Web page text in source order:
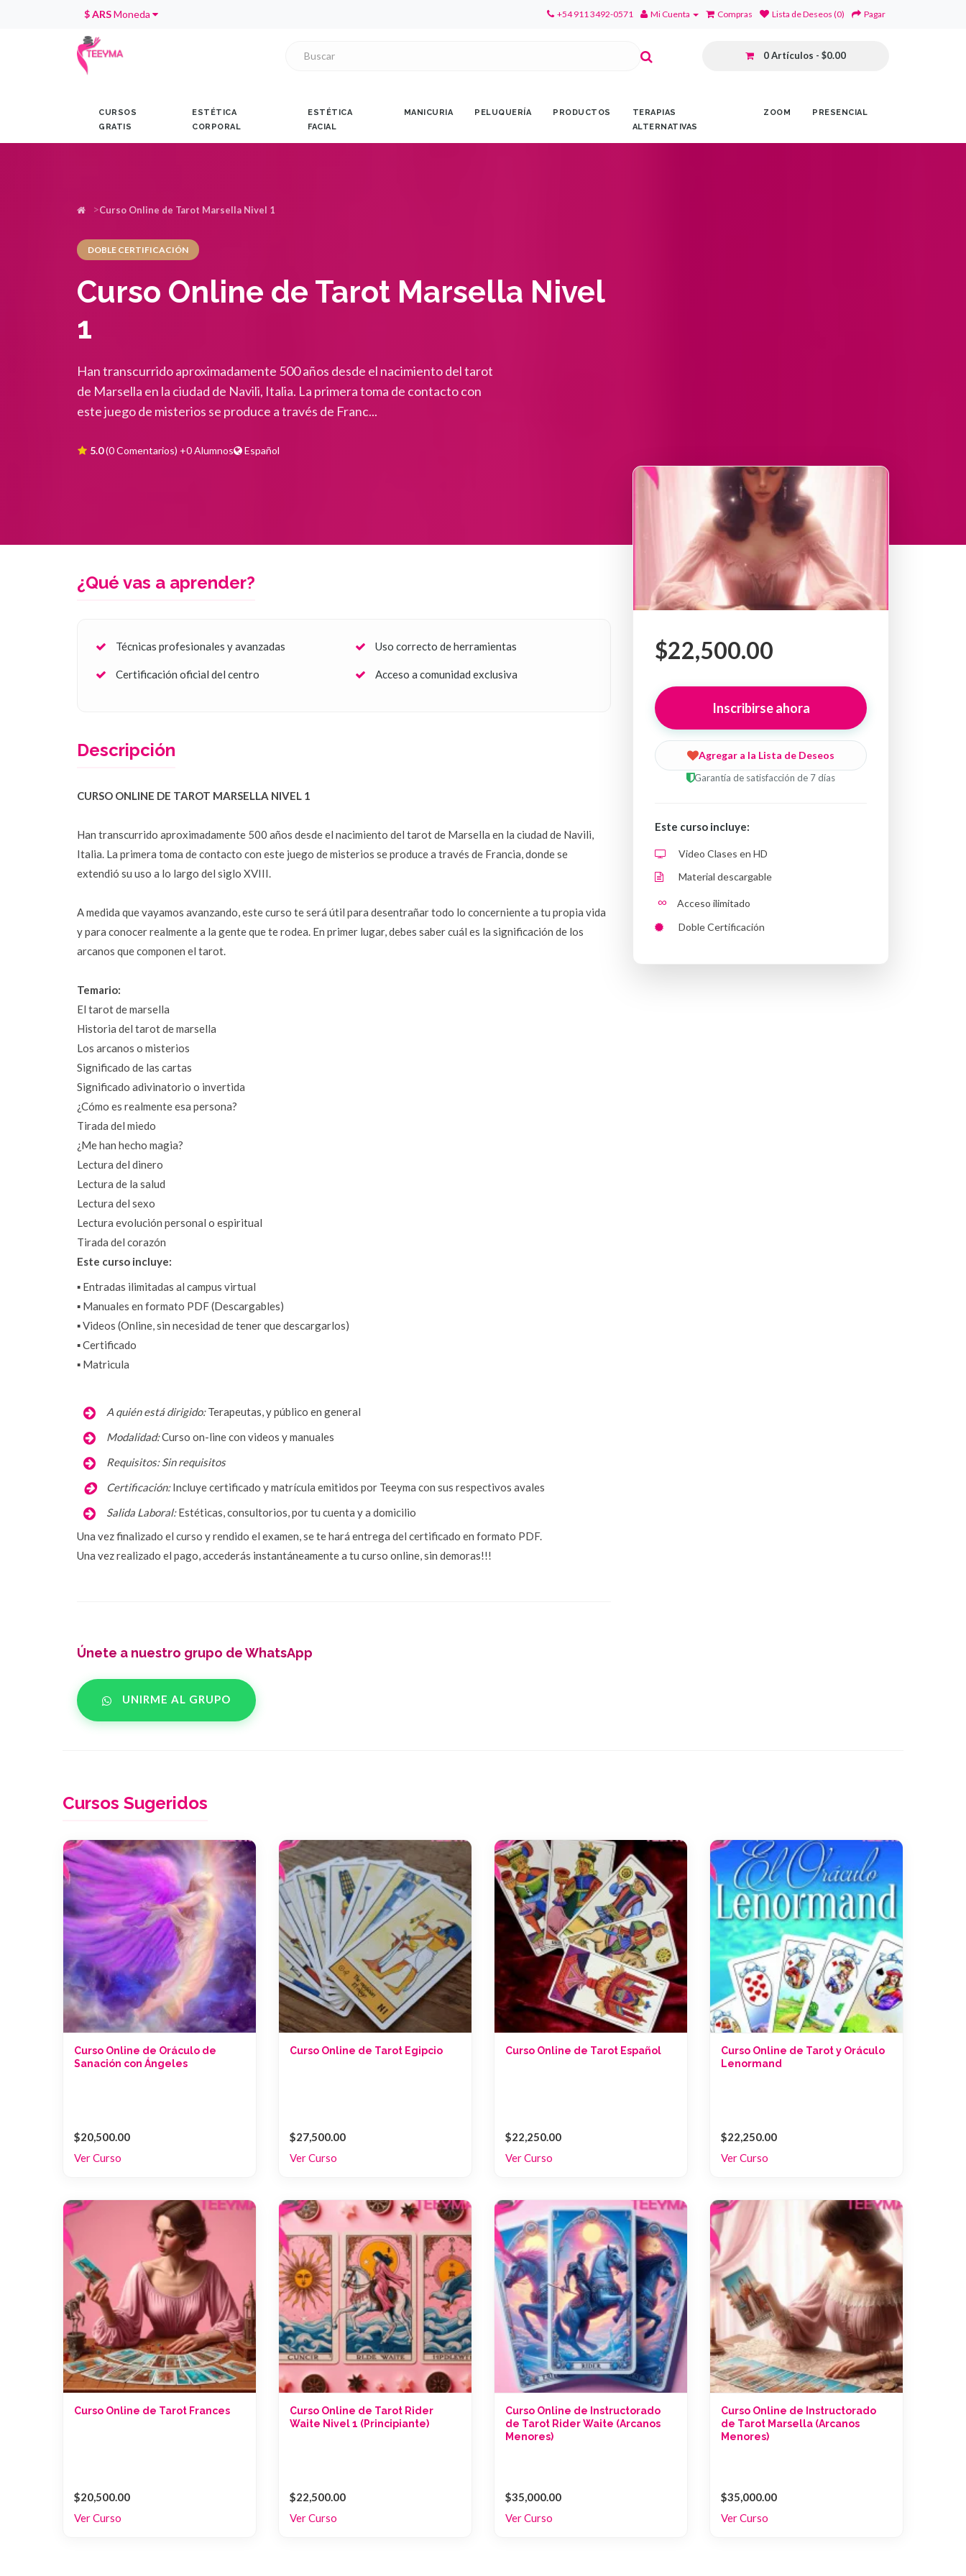
$ ARSMoneda +54 911 3492-0571 Mi Cuenta Compras Lista de Deseos (0) Pagar
0 Artículos - $0.00
CURSOS
GRATIS
ESTÉTICA
CORPORAL
ESTÉTICA
FACIAL
MANICURIA PELUQUERÍA PRODUCTOS
TERAPIAS
ALTERNATIVAS
ZOOM PRESENCIAL
Curso Online de Tarot Marsella Nivel 1
DOBLE CERTIFICACIÓN
Curso Online de Tarot Marsella Nivel
1
Han transcurrido aproximadamente 500 años desde el nacimiento del tarot
de Marsella en la ciudad de Navili, Italia. La primera toma de contacto con
este juego de misterios se produce a través de Franc...
5.0(0 Comentarios) +0 Alumnos Español
¿Qué vas a aprender?
Técnicas profesionales y avanzadas Uso correcto de herramientas
Certificación oficial del centro Acceso a comunidad exclusiva
Descripción
CURSO ONLINE DE TAROT MARSELLA NIVEL 1
Han transcurrido aproximadamente 500 años desde el nacimiento del tarot de Marsella en la ciudad de Navili,
Italia. La primera toma de contacto con este juego de misterios se produce a través de Francia, donde se
extendió su uso a lo largo del siglo XVIII.
A medida que vayamos avanzando, este curso te será útil para desentrañar todo lo concerniente a tu propia vida
y para conocer realmente a la gente que te rodea. En primer lugar, debes saber cuál es la significación de los
arcanos que componen el tarot.
Temario:
El tarot de marsella
Historia del tarot de marsella
Los arcanos o misterios
Significado de las cartas
Significado adivinatorio o invertida
¿Cómo es realmente esa persona?
Tirada del miedo
¿Me han hecho magia?
Lectura del dinero
Lectura de la salud
Lectura del sexo
Lectura evolución personal o espiritual
Tirada del corazón
Este curso incluye:
▪️ Entradas ilimitadas al campus virtual
▪️ Manuales en formato PDF (Descargables)
▪️ Videos (Online, sin necesidad de tener que descargarlos)
▪️ Certificado
▪️ Matricula
A quién está dirigido: Terapeutas, y público en general
Modalidad:Curso on-line con videos y manuales
Requisitos: Sin requisitos
Certificación: Incluye certificado y matrícula emitidos por Teeyma con sus respectivos avales
Salida Laboral: Estéticas, consultorios, por tu cuenta y a domicilio
Una vez finalizado el curso y rendido el examen, se te hará entrega del certificado en formato PDF.
Una vez realizado el pago, accederás instantáneamente a tu curso online, sin demoras!!!
Únete a nuestro grupo de WhatsApp
UNIRME AL GRUPO
$22,500.00
Inscribirse ahora
Agregar a la Lista de Deseos
Garantía de satisfacción de 7 días
Este curso incluye:
Video Clases en HD
Material descargable
∞
Acceso ilimitado
Doble Certificación
Cursos Sugeridos
Curso Online de Oráculo de
Sanación con Ángeles
$20,500.00
Ver Curso
Curso Online de Tarot Egipcio
$27,500.00
Ver Curso
Curso Online de Tarot Español
$22,250.00
Ver Curso
Curso Online de Tarot y Oráculo
Lenormand
$22,250.00
Ver Curso
Curso Online de Tarot Frances
$20,500.00
Ver Curso
Curso Online de Tarot Rider
Waite Nivel 1 (Principiante)
$22,500.00
Ver Curso
Curso Online de Instructorado
de Tarot Rider Waite (Arcanos
Menores)
$35,000.00
Ver Curso
Curso Online de Instructorado
de Tarot Marsella (Arcanos
Menores)
$35,000.00
Ver Curso